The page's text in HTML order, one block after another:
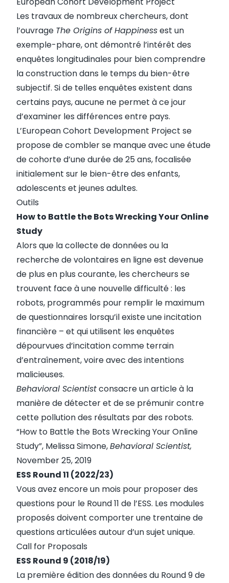
Les travaux de nombreux chercheurs, dont
l’ouvrage The Origins of Happinessest un
exemple-phare, ont démontré l’intérêt des
enquêtes longitudinales pour bien comprendre
la construction dans le temps du bien-être
subjectif. Si de telles enquêtes existent dans
certains pays, aucune ne permet à ce jour
d’examiner les différences entre pays.
L’European Cohort Development Project se
propose de combler se manque avec une étude
de cohorte d’une durée de 25 ans, focalisée
initialement sur le bien-être des enfants,
adolescents et jeunes adultes.
Outils
How to Battle the Bots Wrecking Your Online
Study
Alors que la collecte de données ou la
recherche de volontaires en ligne est devenue
de plus en plus courante, les chercheurs se
trouvent face à une nouvelle difficulté : les
robots, programmés pour remplir le maximum
de questionnaires lorsqu’il existe une incitation
financière – et qui utilisent les enquêtes
dépourvues d’incitation comme terrain
d’entraînement, voire avec des intentions
malicieuses.
Behavioral Scientistconsacre unarticleà la
manière de détecter et de se prémunir contre
cette pollution des résultats par des robots.
“How to Battle the Bots Wrecking Your Online
Study”, Melissa Simone,Behavioral Scientist,
November 25, 2019
ESS Round 11 (2022/23)
Vous avez encore un mois pour proposer des
questions pour le Round 11 de l’ESS. Les modules
proposés doivent comporter une trentaine de
questions articulées autour d’un sujet unique.
Call for Proposals
ESS Round 9 (2018/19)
La première édition des données du Round 9 de